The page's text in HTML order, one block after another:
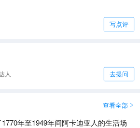
写点评
人 去提问
查看全部 
年至1949年间阿卡迪亚人的生活场